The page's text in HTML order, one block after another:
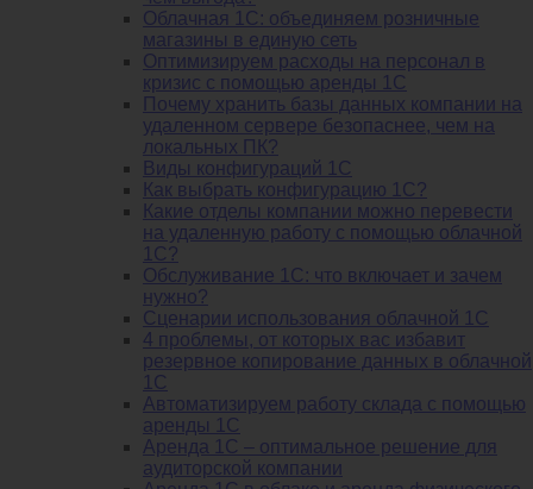
Облачная 1С: объединяем розничные
магазины в единую сеть
Оптимизируем расходы на персонал в
кризис с помощью аренды 1С
Почему хранить базы данных компании на
удаленном сервере безопаснее, чем на
локальных ПК?
Виды конфигураций 1С
Как выбрать конфигурацию 1С?
Какие отделы компании можно перевести
на удаленную работу с помощью облачной
1С?
Обслуживание 1С: что включает и зачем
нужно?
Сценарии использования облачной 1С
4 проблемы, от которых вас избавит
резервное копирование данных в облачной
1С
Автоматизируем работу склада с помощью
аренды 1С
Аренда 1С – оптимальное решение для
аудиторской компании